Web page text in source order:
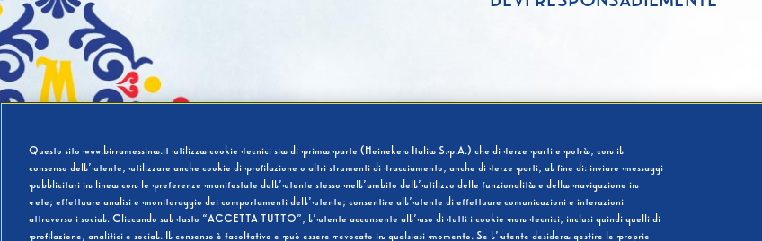
Questo sito www.birramessina.it utilizza cookie tecnici sia di prima parte (Heineken Italia S.p.A.) che di terze parti e potrà, con il
consenso dell’utente, utilizzare anche cookie di profilazione o altri strumenti di tracciamento, anche di terze parti, al fine di: inviare messaggi
pubblicitari in linea con le preferenze manifestate dall’utente stesso nell’ambito dell’utilizzo delle funzionalità e della navigazione in
rete; effettuare analisi e monitoraggio dei comportamenti dell’utente; consentire all’utente di effettuare comunicazioni e interazioni
attraverso i social. Cliccando sul tasto “ACCETTA TUTTO”, l’utente acconsente all’uso di tutti i cookie non tecnici, inclusi quindi quelli di
profilazione, analitici e social. Il consenso è facoltativo e può essere revocato in qualsiasi momento. Se l’utente desidera gestire le proprie